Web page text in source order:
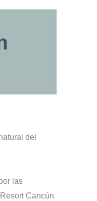
del
las
Cancún